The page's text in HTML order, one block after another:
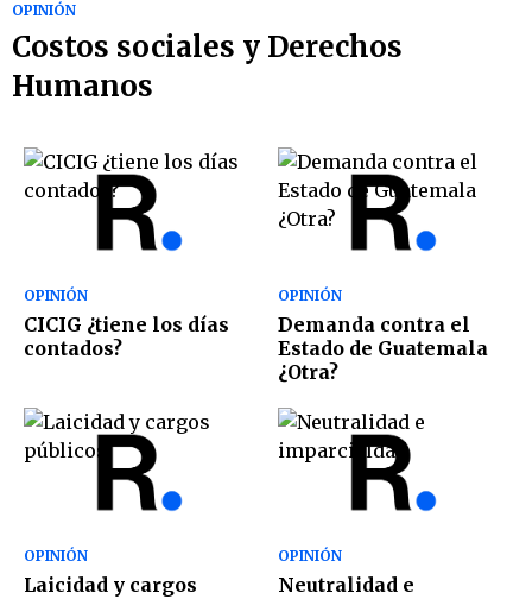
OPINIÓN
Costos sociales y Derechos
Humanos
OPINIÓN
CICIG ¿tiene los días
contados?
OPINIÓN
Demanda contra el
Estado de Guatemala
¿Otra?
OPINIÓN
Laicidad y cargos
OPINIÓN
Neutralidad e